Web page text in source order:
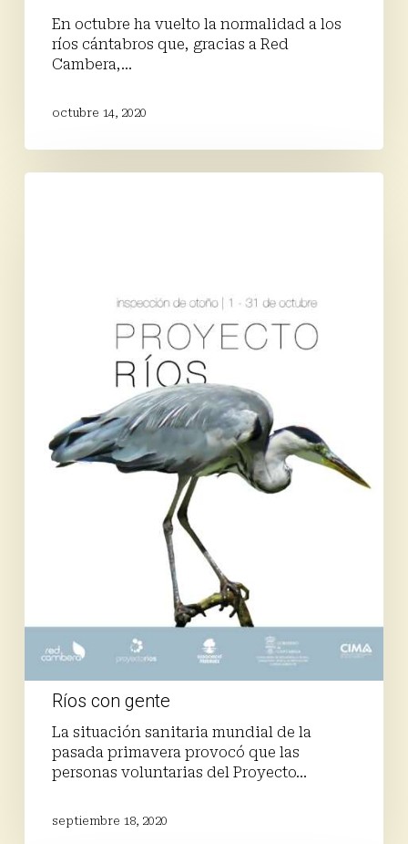
En octubre ha vuelto la normalidad a los
ríos cántabros que, gracias a Red
Cambera,…
octubre 14, 2020
Ríos con gente
La situación sanitaria mundial de la
pasada primavera provocó que las
personas voluntarias del Proyecto…
septiembre 18, 2020